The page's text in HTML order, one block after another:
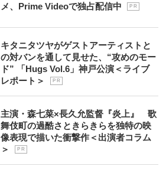
メ、Prime Videoで独占配信中
P R
キタニタツヤがゲストアーティストと
の対バンを通して見せた、“攻めのモー
ド” 「Hugs Vol.6」神戸公演＜ライブ
レポート＞
P R
主演・森七菜×長久允監督『炎上』 歌
舞伎町の過酷さときらきらを独特の映
像表現で描いた衝撃作＜出演者コラム
＞
P R